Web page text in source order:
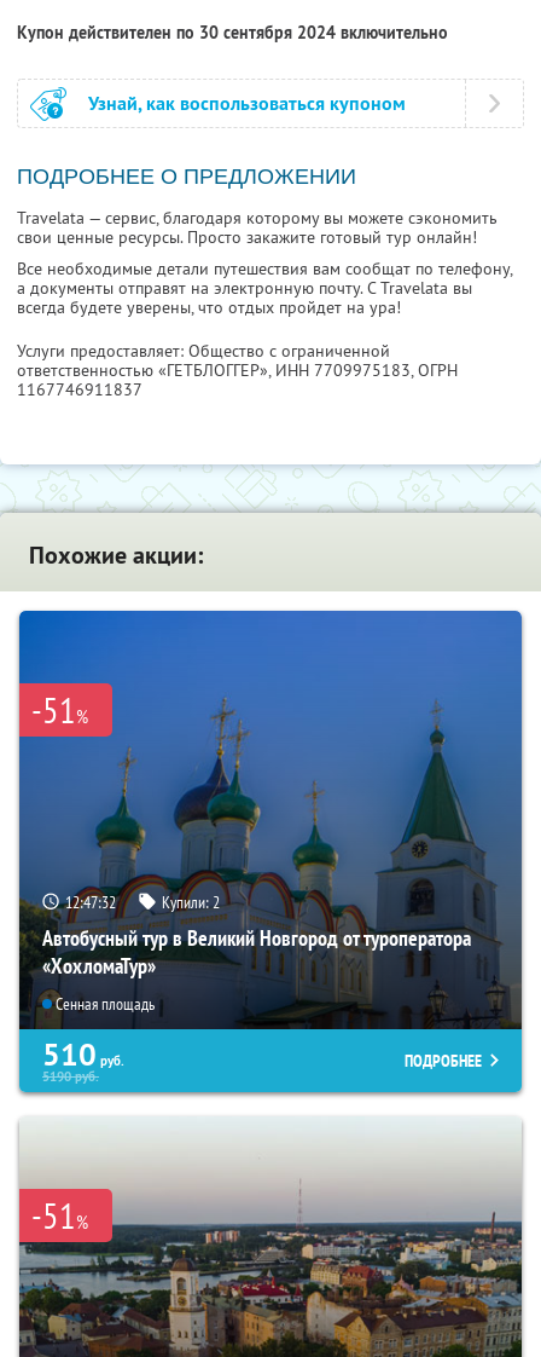
Купон действителен по 30 сентября 2024 включительно
Узнай, как воспользоваться купоном
ПОДРОБНЕЕ О ПРЕДЛОЖЕНИИ
Travelata — сервис, благодаря которому вы можете сэкономить
свои ценные ресурсы. Просто закажите готовый тур онлайн!
Все необходимые детали путешествия вам сообщат по телефону,
а документы отправят на электронную почту. С Travelata вы
всегда будете уверены, что отдых пройдет на ура!
Услуги предоставляет: Общество с ограниченной
ответственностью «ГЕТБЛОГГЕР», ИНН 7709975183, ОГРН
1167746911837
Похожие акции:
-51%
12:47:31 Купили:2
Автобусный тур в Великий Новгород от туроператора
«ХохломаТур»
Сенная площадь
510 руб.
5190руб.
ПОДРОБНЕЕ
-51%